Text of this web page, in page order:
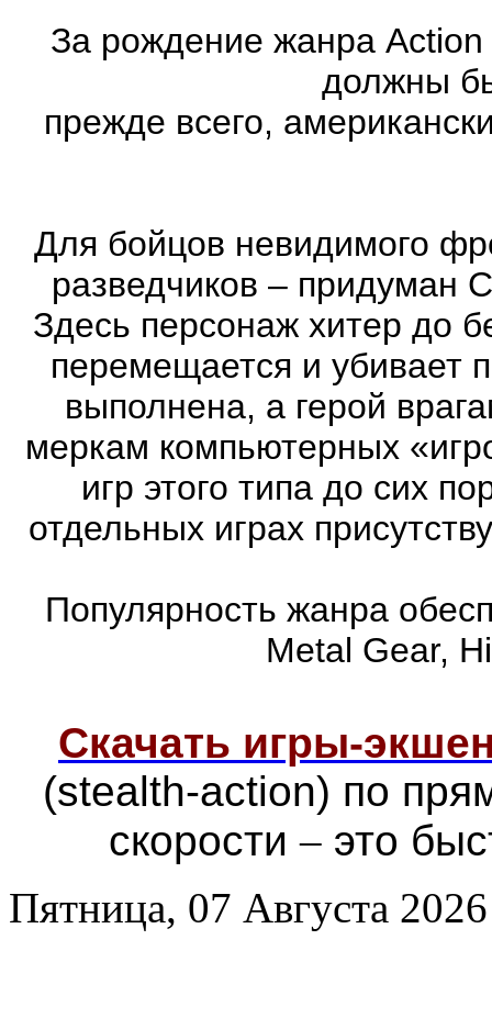
За рождение жанра
должны
прежде всего,
Для бойцов невидимого
разведчиков – придуман
Здесь персонаж хитер до
перемещается и убивает
выполнена, а герой
меркам компьютерных
игр этого типа до сих
отдельных играх
Популярность жанра
Metal Gear,
Скачать игры-
(stealth-action) по
скорости– это
Пятница, 07 Августа 2026